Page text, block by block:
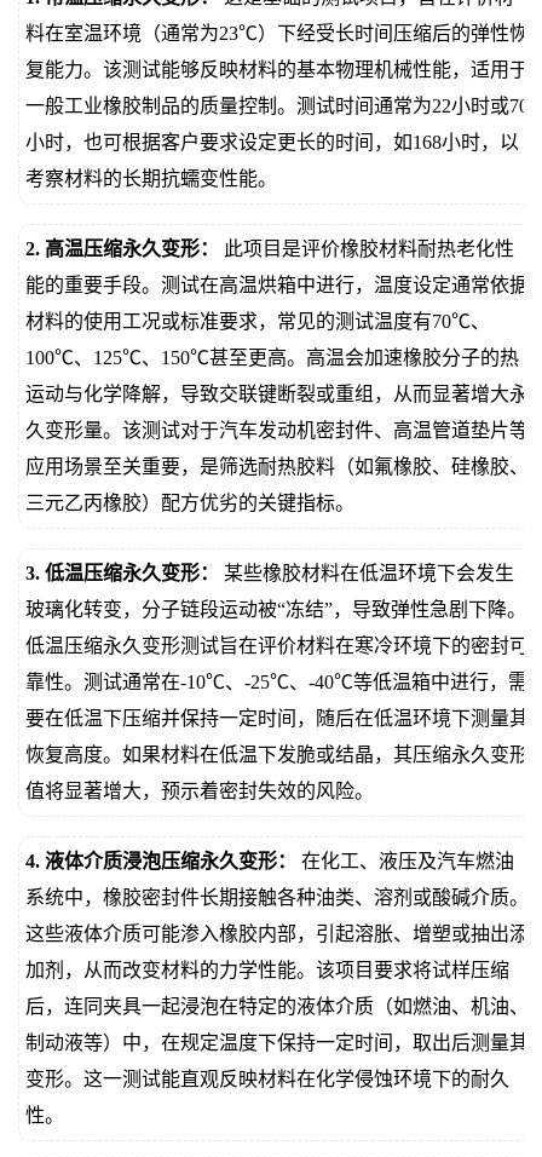
料在室温环境（通常为23℃）下经受长时间压缩后的弹性恢
复能力。该测试能够反映材料的基本物理机械性能，适用于
一般工业橡胶制品的质量控制。测试时间通常为22小时或70
小时，也可根据客户要求设定更长的时间，如168小时，以
考察材料的长期抗蠕变性能。
2. 高温压缩永久变形：
此项目是评价橡胶材料耐热老化性
能的重要手段。测试在高温烘箱中进行，温度设定通常依据
材料的使用工况或标准要求，常见的测试温度有70℃、
100℃、125℃、150℃甚至更高。高温会加速橡胶分子的热
运动与化学降解，导致交联键断裂或重组，从而显著增大永
久变形量。该测试对于汽车发动机密封件、高温管道垫片等
应用场景至关重要，是筛选耐热胶料（如氟橡胶、硅橡胶、
三元乙丙橡胶）配方优劣的关键指标。
3. 低温压缩永久变形：
某些橡胶材料在低温环境下会发生
玻璃化转变，分子链段运动被“冻结”，导致弹性急剧下降。
低温压缩永久变形测试旨在评价材料在寒冷环境下的密封可
靠性。测试通常在-10℃、-25℃、-40℃等低温箱中进行，需
要在低温下压缩并保持一定时间，随后在低温环境下测量其
恢复高度。如果材料在低温下发脆或结晶，其压缩永久变形
值将显著增大，预示着密封失效的风险。
4. 液体介质浸泡压缩永久变形：
在化工、液压及汽车燃油
系统中，橡胶密封件长期接触各种油类、溶剂或酸碱介质。
这些液体介质可能渗入橡胶内部，引起溶胀、增塑或抽出添
加剂，从而改变材料的力学性能。该项目要求将试样压缩
后，连同夹具一起浸泡在特定的液体介质（如燃油、机油、
制动液等）中，在规定温度下保持一定时间，取出后测量其
变形。这一测试能直观反映材料在化学侵蚀环境下的耐久
性。